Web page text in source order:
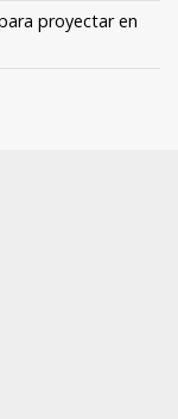
proyectar en